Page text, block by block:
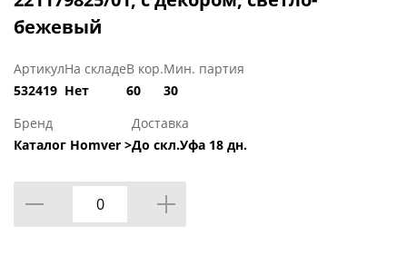
бежевый
Артикул
532419
На складе
Нет
В кор.
60
Мин. партия
30
Бренд
Каталог Homver >
Доставка
До скл.Уфа 18 дн.